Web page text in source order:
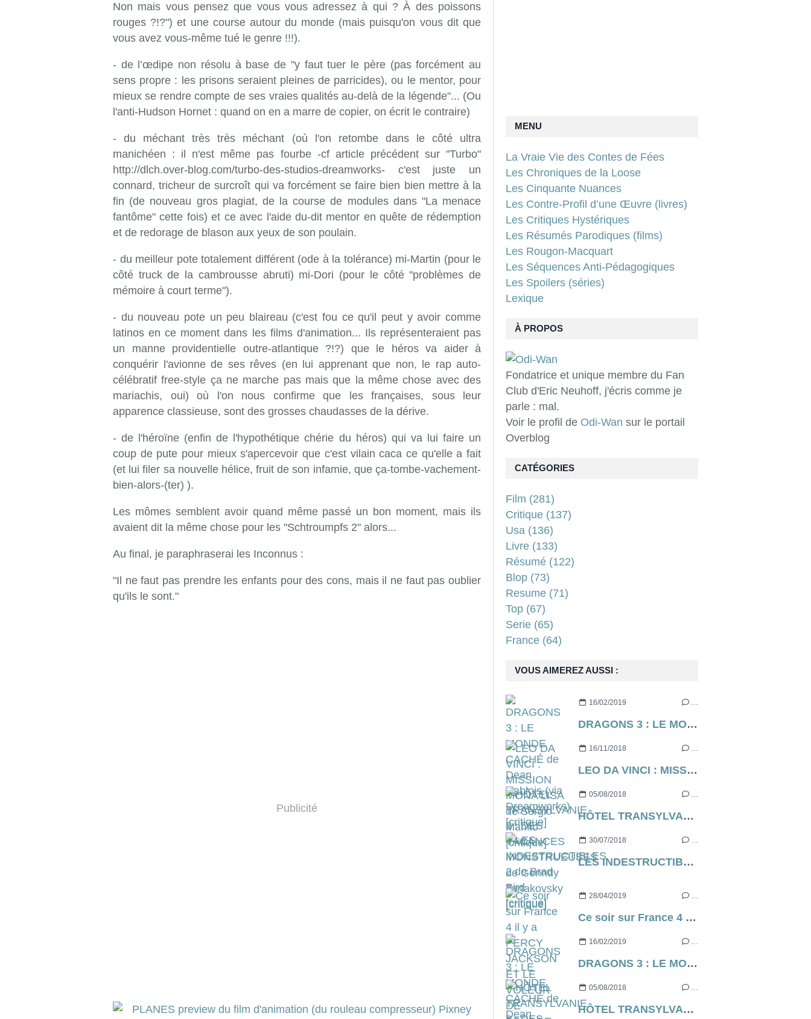
Non mais vous pensez que vous vous adressez à qui ? À des poissons
rouges ?!?") et une course autour du monde (mais puisqu'on vous dit que
vous avez vous-même tué le genre !!!).
- de l’œdipe non résolu à base de "y faut tuer le père (pas forcément au
sens propre : les prisons seraient pleines de parricides), ou le mentor, pour
mieux se rendre compte de ses vraies qualités au-delà de la légende"... (Ou
l'anti-Hudson Hornet : quand on en a marre de copier, on écrit le contraire)
- du méchant très très méchant (où l'on retombe dans le côté ultra
manichéen : il n'est même pas fourbe -cf article précédent sur "Turbo"
http://dlch.over-blog.com/turbo-des-studios-dreamworks- c'est juste un
connard, tricheur de surcroît qui va forcément se faire bien bien mettre à la
fin (de nouveau gros plagiat, de la course de modules dans "La menace
fantôme" cette fois) et ce avec l'aide du-dit mentor en quête de rédemption
et de redorage de blason aux yeux de son poulain.
- du meilleur pote totalement différent (ode à la tolérance) mi-Martin (pour le
côté truck de la cambrousse abruti) mi-Dori (pour le côté "problèmes de
mémoire à court terme").
- du nouveau pote un peu blaireau (c'est fou ce qu'il peut y avoir comme
latinos en ce moment dans les films d'animation... Ils représenteraient pas
un manne providentielle outre-atlantique ?!?) que le héros va aider à
conquérir l'avionne de ses rêves (en lui apprenant que non, le rap auto-
célébratif free-style ça ne marche pas mais que la même chose avec des
mariachis, oui) où l'on nous confirme que les françaises, sous leur
apparence classieuse, sont des grosses chaudasses de la dérive.
- de l'héroïne (enfin de l'hypothétique chérie du héros) qui va lui faire un
coup de pute pour mieux s'apercevoir que c'est vilain caca ce qu'elle a fait
(et lui filer sa nouvelle hélice, fruit de son infamie, que ça-tombe-vachement-
bien-alors-(ter) ).
Les mômes semblent avoir quand même passé un bon moment, mais ils
avaient dit la même chose pour les "Schtroumpfs 2" alors...
Au final, je paraphraserai les Inconnus :
"Il ne faut pas prendre les enfants pour des cons, mais il ne faut pas oublier
qu'ils le sont."
Publicité
À PROPOS
Fondatrice et unique membre du Fan
Club d'Eric Neuhoff, j'écris comme je
parle : mal.
Voir le profil de Odi-Wan sur le portail
Overblog
VOUS AIMEREZ AUSSI :
16/02/2019 …
DRAGONS 3 : LE MONDE CACHÉ de Dean Deblois (via Dreamworks) [critique]
16/11/2018 …
LEO DA VINCI : MISSION MONA LISA de Sergio Manfio [critique]
05/08/2018 …
HÔTEL TRANSYLVANIE 3 : DES VACANCES MONSTRUEUSES de Genndy Tartakovsky [critique]
30/07/2018 …
LES INDESTRUCTIBLES 2 de Brad Bird [critique]
28/04/2019 …
Ce soir sur France 4 il y a PERCY JACKSON ET LE VOLEUR DE FOUDRE (ou de poule, je ne sais plus)...
16/02/2019 …
DRAGONS 3 : LE MONDE CACHÉ de Dean Deblois (via Dreamworks) [critique]
05/08/2018 …
HÔTEL TRANSYLVANIE 3 : DES VACANCES MONSTRUEUSES de Genndy Tartakovsky [critique]
MENU
La Vraie Vie des Contes de Fées
Les Chroniques de la Loose
Les Cinquante Nuances
Les Contre-Profil d’une Œuvre (livres)
Les Critiques Hystériques
Les Résumés Parodiques (films)
Les Rougon-Macquart
Les Séquences Anti-Pédagogiques
Les Spoilers (séries)
Lexique
CATÉGORIES
Film (281)
Critique (137)
Usa (136)
Livre (133)
Résumé (122)
Blop (73)
Resume (71)
Top (67)
Serie (65)
France (64)